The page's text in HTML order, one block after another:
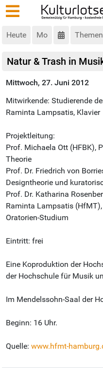
Heute Mo Themen
Natur & Trash in
Mittwoch, 27. Juni 2012
Mitwirkende: Studierende
Raminta Lampsatis, Klavier
Projektleitung:
Prof. Michaela Ott (HFBK),
Theorie
Prof. Dr. Friedrich von
Designtheorie und
Prof. Dr. Katharina
Raminta Lampsatis
Oratorien-Studium
Eintritt: frei
Eine Koproduktion der
der Hochschule für Musik
Im Mendelssohn-Saal der
Beginn: 16 Uhr.
Quelle: www.hfmt-